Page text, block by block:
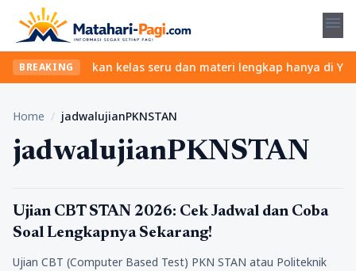
menu
BREAKING
ribet? Temukan kelas seru dan materi lengkap hanya di
Home / jadwalujianPKNSTAN
jadwalujianPKNSTAN
Pendidikan
Ujian CBT STAN 2026: Cek Jadwal dan Coba
Soal Lengkapnya Sekarang!
Ujian CBT (Computer Based Test) PKN STAN atau Politeknik